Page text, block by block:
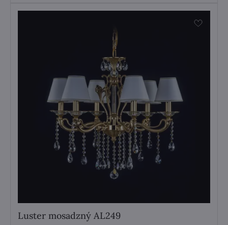
Luster mosadzný AL249